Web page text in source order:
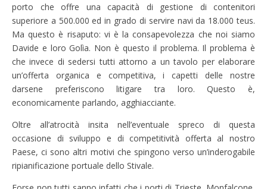
porto che offre una capacità di gestione di contenitori
superiore a 500.000 ed in grado di servire navi da 18.000 teus.
Ma questo è risaputo: vi è la consapevolezza che noi siamo
Davide e loro Golìa. Non è questo il problema. Il problema è
che invece di sedersi tutti attorno a un tavolo per elaborare
un’offerta organica e competitiva, i capetti delle nostre
darsene preferiscono litigare tra loro. Questo è,
economicamente parlando, agghiacciante.
Oltre all’atrocità insita nell’eventuale spreco di questa
occasione di sviluppo e di competitività offerta al nostro
Paese, ci sono altri motivi che spingono verso un’inderogabile
ripianificazione portuale dello Stivale.